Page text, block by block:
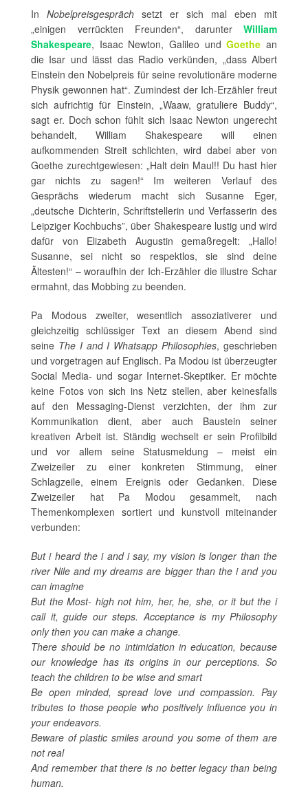
In Nobelpreisgespräch setzt er sich mal eben mit
„einigen verrückten Freunden“, darunter William
Shakespeare, Isaac Newton, Galileo undGoethe an
die Isar und lässt das Radio verkünden, „dass Albert
Einstein den Nobelpreis für seine revolutionäre moderne
Physik gewonnen hat“. Zumindest der Ich-Erzähler freut
sich aufrichtig für Einstein, „Waaw, gratuliere Buddy“,
sagt er. Doch schon fühlt sich Isaac Newton ungerecht
behandelt, William Shakespeare will einen
aufkommenden Streit schlichten, wird dabei aber von
Goethe zurechtgewiesen: „Halt dein Maul!! Du hast hier
gar nichts zu sagen!“ Im weiteren Verlauf des
Gesprächs wiederum macht sich Susanne Eger,
„deutsche Dichterin, Schriftstellerin und Verfasserin des
Leipziger Kochbuchs”, über Shakespeare lustig und wird
dafür von Elizabeth Augustin gemaßregelt: „Hallo!
Susanne, sei nicht so respektlos, sie sind deine
Ältesten!“ – woraufhin der Ich-Erzähler die illustre Schar
ermahnt, das Mobbing zu beenden.
Pa Modous zweiter, wesentlich assoziativerer und
gleichzeitig schlüssiger Text an diesem Abend sind
seine The I and I Whatsapp Philosophies, geschrieben
und vorgetragen auf Englisch. Pa Modou ist überzeugter
Social Media- und sogar Internet-Skeptiker. Er möchte
keine Fotos von sich ins Netz stellen, aber keinesfalls
auf den Messaging-Dienst verzichten, der ihm zur
Kommunikation dient, aber auch Baustein seiner
kreativen Arbeit ist. Ständig wechselt er sein Profilbild
und vor allem seine Statusmeldung – meist ein
Zweizeiler zu einer konkreten Stimmung, einer
Schlagzeile, einem Ereignis oder Gedanken. Diese
Zweizeiler hat Pa Modou gesammelt, nach
Themenkomplexen sortiert und kunstvoll miteinander
verbunden:
But i heard the i and i say, my vision is longer than the
river Nile and my dreams are bigger than the i and you
can imagine
But the Most- high not him, her, he, she, or it but the i
call it, guide our steps. Acceptance is my Philosophy
only then you can make a change.
There should be no intimidation in education, because
our knowledge has its origins in our perceptions. So
teach the children to be wise and smart
Be open minded, spread love und compassion. Pay
tributes to those people who positively influence you in
your endeavors.
Beware of plastic smiles around you some of them are
not real
And remember that there is no better legacy than being
human.